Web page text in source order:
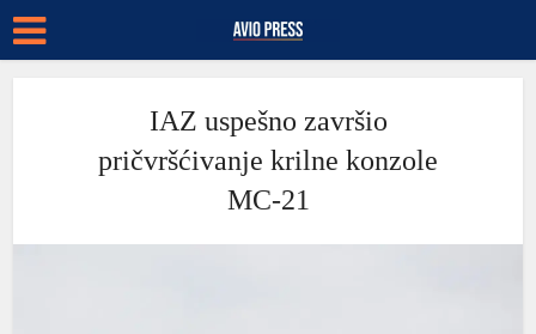
IAZ uspešno završio
pričvršćivanje krilne konzole
MC-21